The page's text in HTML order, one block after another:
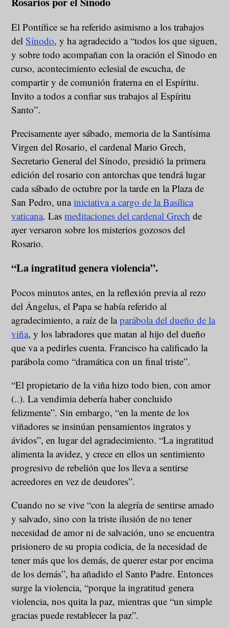
El Pontífice se ha referido asimismo a los trabajos
delSínodo, y ha agradecido a “todos los que siguen,
y sobre todo acompañan con la oración el Sìnodo en
curso, acontecimiento eclesial de escucha, de
compartir y de comunión fraterna en el Espíritu.
Invito a todos a confiar sus trabajos al Espíritu
Santo”.
Precisamente ayer sábado, memoria de la Santísima
Virgen del Rosario, el cardenal Mario Grech,
Secretario General del Sínodo, presidió la primera
edición del rosario con antorchas que tendrá lugar
cada sábado de octubre por la tarde en la Plaza de
San Pedro, unainiciativa a cargo de la Basílica
vaticana. Lasmeditaciones del cardenal Grech de
ayer versaron sobre los misterios gozosos del
Rosario.
“La ingratitud genera violencia”.
Pocos minutos antes, en la reflexión previa al rezo
del Ángelus, el Papa se había referido al
agradecimiento, a raíz de laparábola del dueño de la
viña, y los labradores que matan al hijo del dueño
que va a pedirles cuenta. Francisco ha calificado la
parábola como “dramática con un final triste”.
“El propietario de la viña hizo todo bien, con amor
(..). La vendimia debería haber concluido
felizmente”. Sin embargo, “en la mente de los
viñadores se insinúan pensamientos ingratos y
ávidos”, en lugar del agradecimiento. “La ingratitud
alimenta la avidez, y crece en ellos un sentimiento
progresivo de rebelión que los lleva a sentirse
acreedores en vez de deudores”.
Cuando no se vive “con la alegría de sentirse amado
y salvado, sino con la triste ilusión de no tener
necesidad de amor ni de salvación, uno se encuentra
prisionero de su propia codicia, de la necesidad de
tener más que los demás, de querer estar por encima
de los demás”, ha añadido el Santo Padre. Entonces
surge la violencia, “porque la ingratitud genera
violencia, nos quita la paz, mientras que “un simple
gracias puede restablecer la paz”.